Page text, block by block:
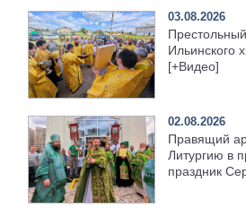
03.08.2026
Ильинского
[+Видео]
02.08.2026
Правящий
Литургию в
праздник